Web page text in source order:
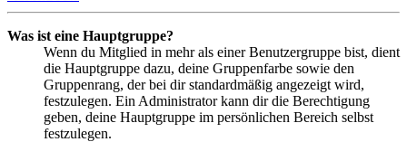
Was ist eine Hauptgruppe?
Wenn du Mitglied in mehr als einer Benutzergruppe bist, dient
die Hauptgruppe dazu, deine Gruppenfarbe sowie den
Gruppenrang, der bei dir standardmäßig angezeigt wird,
festzulegen. Ein Administrator kann dir die Berechtigung
geben, deine Hauptgruppe im persönlichen Bereich selbst
festzulegen.